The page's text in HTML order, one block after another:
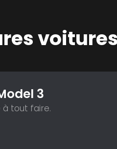
3
à tout faire.